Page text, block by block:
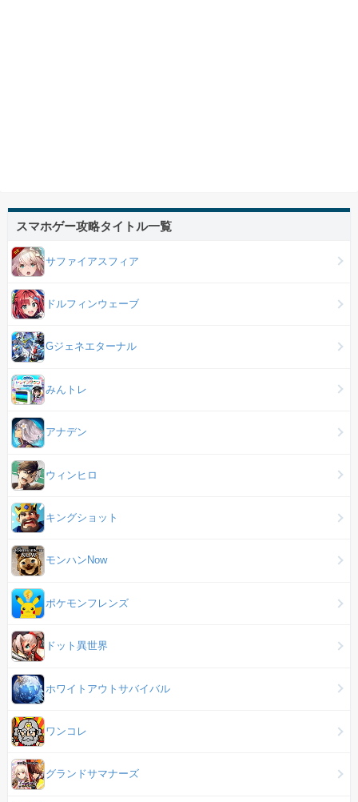
スマホゲー攻略タイトル一覧
サファイアスフィア
ドルフィンウェーブ
Gジェネエターナル
みんトレ
アナデン
ウィンヒロ
キングショット
モンハンNow
ポケモンフレンズ
ドット異世界
ホワイトアウトサバイバル
ワンコレ
グランドサマナーズ